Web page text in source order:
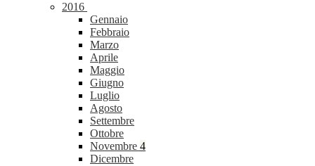
2016
Gennaio
Febbraio
Marzo
Aprile
Maggio
Giugno
Luglio
Agosto
Settembre
Ottobre
Novembre 4
Dicembre